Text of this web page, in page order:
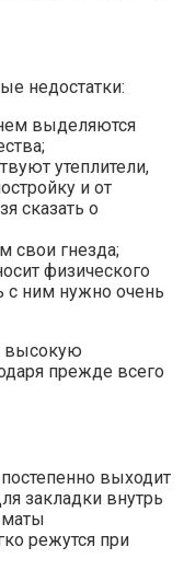
недостатки:
выделяются
утеплители,
и от
сказать о
свои гнезда;
физического
с ним нужно очень
высокую
прежде всего
выходит
закладки внутрь
маты
режутся при